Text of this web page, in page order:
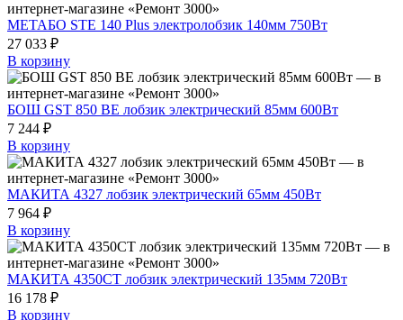
МЕТАБО STE 140 Plus электролобзик 140мм 750Вт
27 033 ₽
В корзину
БОШ GST 850 BE лобзик электрический 85мм 600Вт
7 244 ₽
В корзину
МАКИТА 4327 лобзик электрический 65мм 450Вт
7 964 ₽
В корзину
МАКИТА 4350CT лобзик электрический 135мм 720Вт
16 178 ₽
В корзину